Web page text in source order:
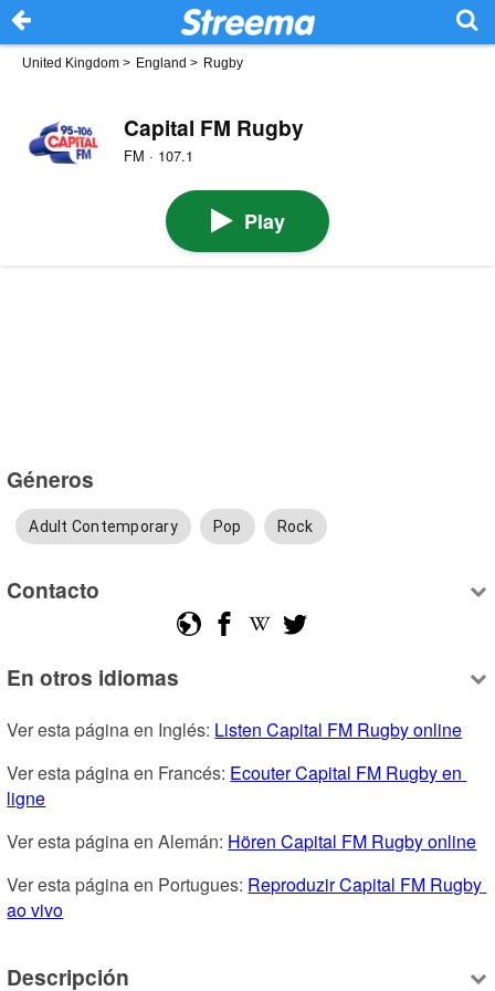
United Kingdom > England > Rugby
Capital FM Rugby
FM · 107.1
Play
Géneros
Adult Contemporary Pop Rock
Contacto
En otros idiomas
Ver esta página en Inglés: Listen Capital FM Rugby online
Ver esta página en Francés: Ecouter Capital FM Rugby en
ligne
Ver esta página en Alemán: Hören Capital FM Rugby online
Ver esta página en Portugues: Reproduzir Capital FM Rugby
ao vivo
Descripción